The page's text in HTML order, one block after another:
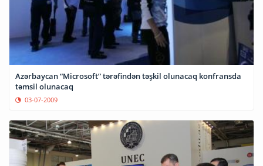
Azərbaycan “Microsoft” tərəfindən təşkil olunacaq konfransda
təmsil olunacaq
03-07-2009